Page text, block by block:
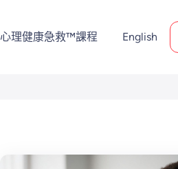
心理健康急救™課程 English